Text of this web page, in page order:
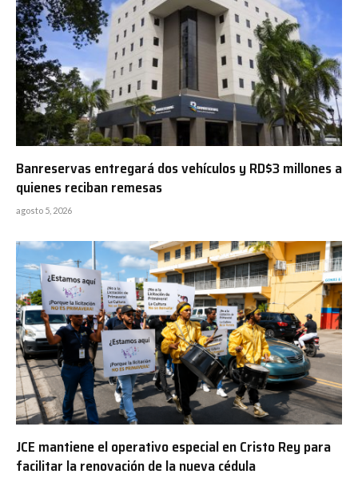
Banreservas entregará dos vehículos y RD$3 millones a
quienes reciban remesas
agosto 5, 2026
JCE mantiene el operativo especial en Cristo Rey para
facilitar la renovación de la nueva cédula